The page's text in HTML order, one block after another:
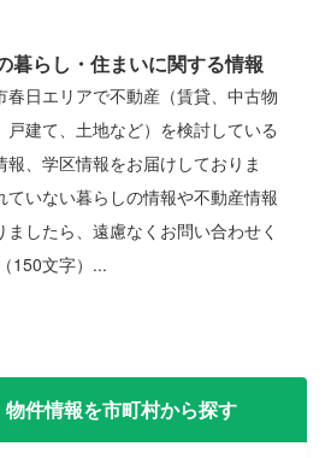
暮らし・住まいに関する情報
春日エリアで不動産（賃貸、中古物
建て、土地など）を検討している
、学区情報をお届けしておりま
ていない暮らしの情報や不動産情報
したら、遠慮なくお問い合わせく
150文字）...
件情報を市町村から探す